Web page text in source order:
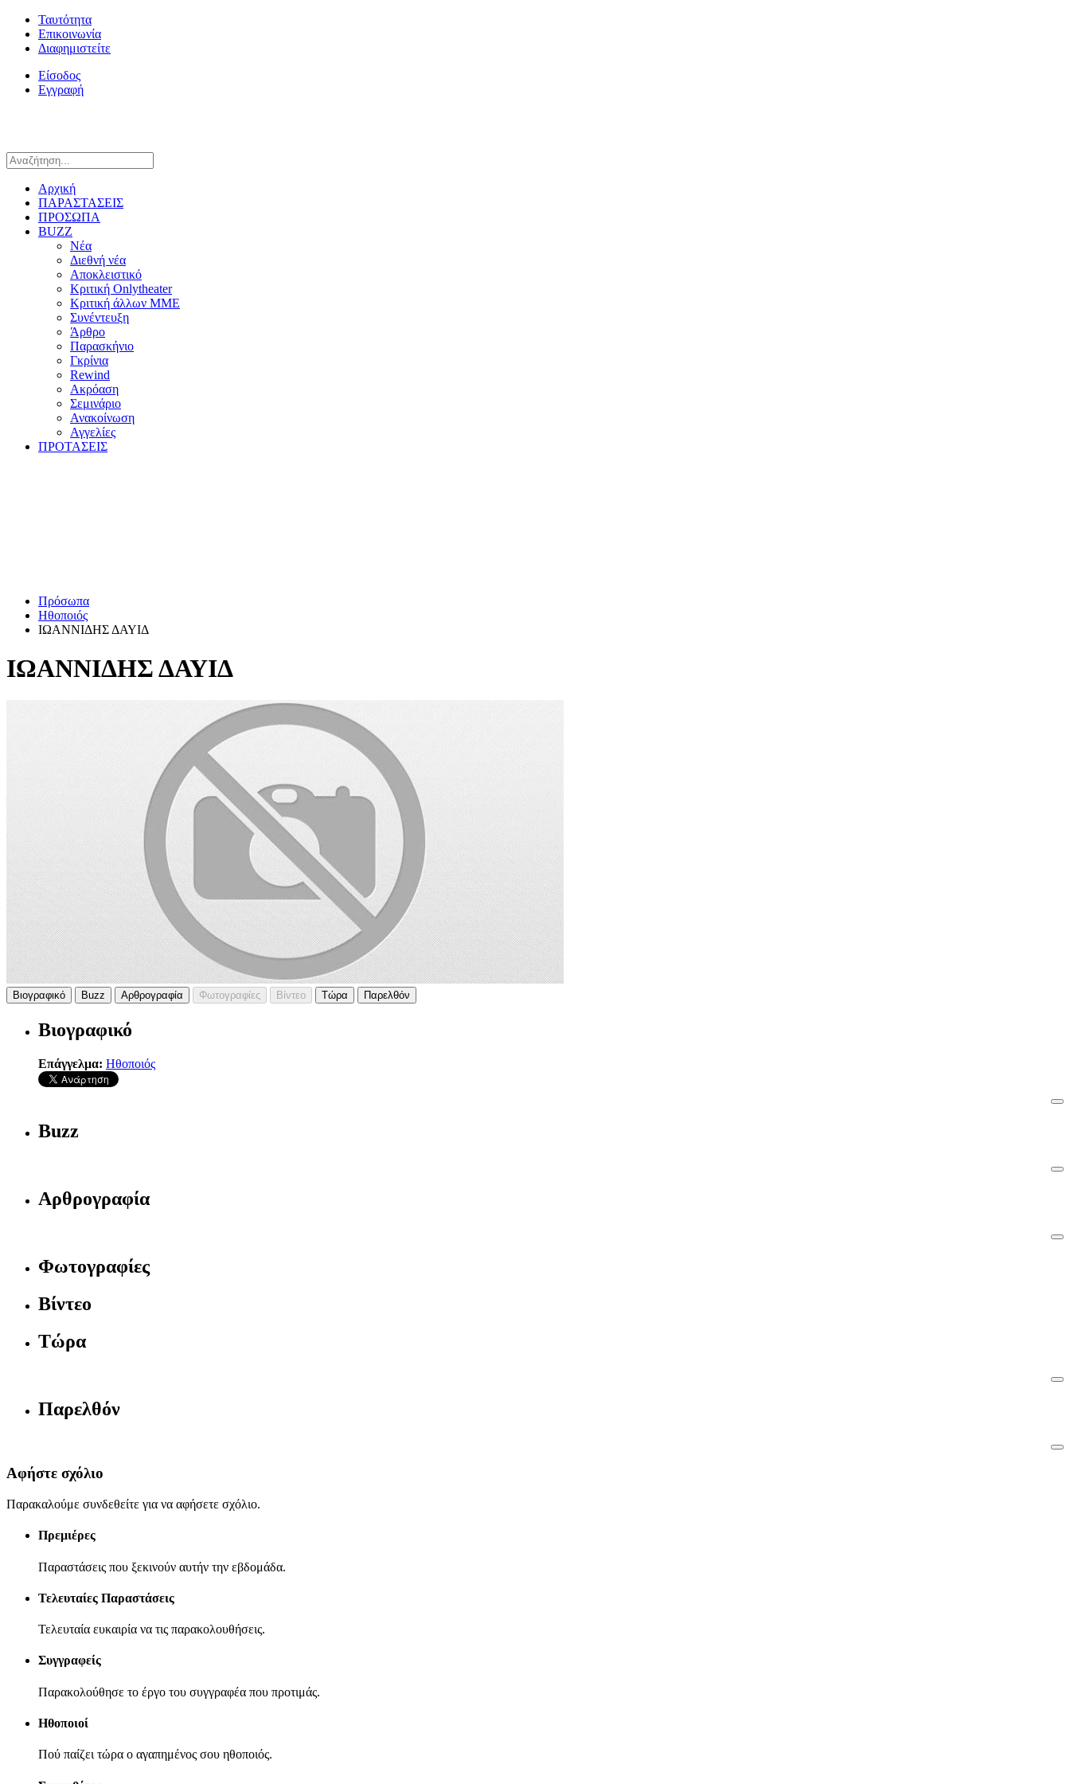
Ταυτότητα
Επικοινωνία
Διαφημιστείτε
Είσοδος
Εγγραφή
Αρχική
ΠΑΡΑΣΤΑΣΕΙΣ
ΠΡΟΣΩΠΑ
BUZZ
Νέα
Διεθνή νέα
Αποκλειστικό
Κριτική Onlytheater
Κριτική άλλων ΜΜΕ
Συνέντευξη
Άρθρο
Παρασκήνιο
Γκρίνια
Rewind
Ακρόαση
Σεμινάριο
Ανακοίνωση
Αγγελίες
ΠΡΟΤΑΣΕΙΣ
Πρόσωπα
Ηθοποιός
ΙΩΑΝΝΙΔΗΣ ΔΑΥΙΔ
ΙΩΑΝΝΙΔΗΣ ΔΑΥΙΔ
Βιογραφικό Buzz Αρθρογραφία Φωτογραφίες Βίντεο Τώρα Παρελθόν
Βιογραφικό
Επάγγελμα: Ηθοποιός
Buzz
Αρθρογραφία
Φωτογραφίες
Βίντεο
Τώρα
Παρελθόν
Αφήστε σχόλιο
Παρακαλούμε συνδεθείτε για να αφήσετε σχόλιο.
Πρεμιέρες
Παραστάσεις που ξεκινούν αυτήν την εβδομάδα.
Τελευταίες Παραστάσεις
Τελευταία ευκαιρία να τις παρακολουθήσεις.
Συγγραφείς
Παρακολούθησε το έργο του συγγραφέα που προτιμάς.
Ηθοποιοί
Πού παίζει τώρα ο αγαπημένος σου ηθοποιός.